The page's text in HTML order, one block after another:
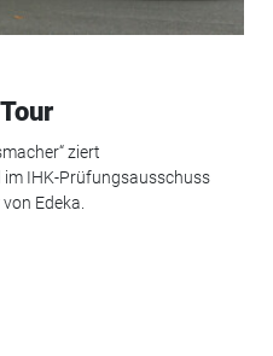
ziert
IHK-Prüfungsausschuss
Edeka.